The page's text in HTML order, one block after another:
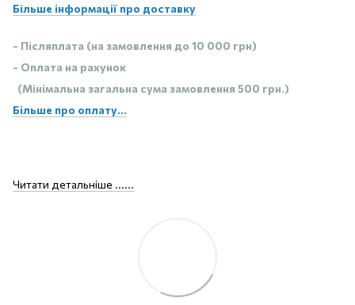
Більше інформації про доставку
- Післяплата (на замовлення до 10 000 грн)
- Оплата на рахунок
(Мінімальна загальна сума замовлення 500 грн.)
Більше про оплату...
Читати детальніше ......